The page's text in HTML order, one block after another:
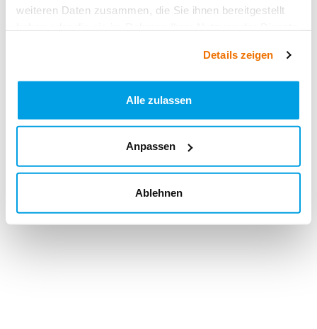
weiteren Daten zusammen, die Sie ihnen bereitgestellt
Details zeigen
Alle zulassen
Anpassen
Ablehnen